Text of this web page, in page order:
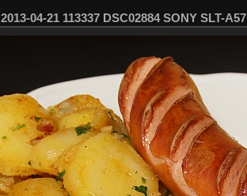
2013-04-21 113337 DSC02884 SONY SLT-A57